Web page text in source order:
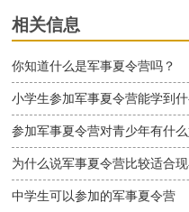
相关信息
你知道什么是军事夏令营吗？
小学生参加军事夏令营能学到什
参加军事夏令营对青少年有什么
为什么说军事夏令营比较适合
中学生可以参加的军事夏令营